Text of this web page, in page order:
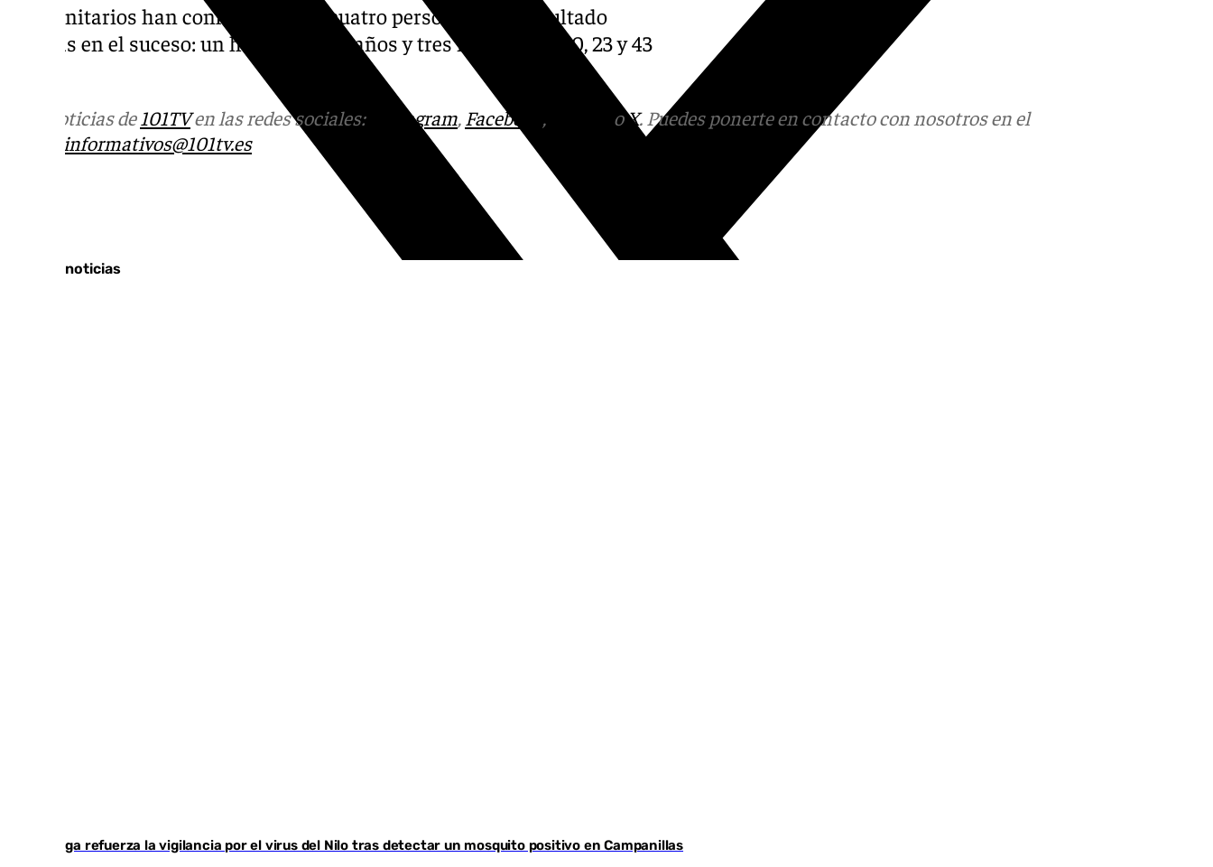
Los sanitarios han confirmado que cuatro personas han resultado
heridas en el suceso: un hombre de 21 años y tres mujeres de 20, 23 y 43
Más noticias de 101TVen las redes sociales: Instagram, Facebook , oX. Puedes ponerte en contacto con nosotros en el
informativos@101tv.es
Últimas noticias
Málaga refuerza la vigilancia por el virus del Nilo tras detectar un mosquito positivo en Campanillas